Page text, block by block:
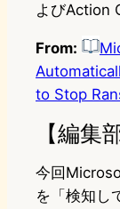
よびAction
From:
to Stop
【編集
今回
を「検知し